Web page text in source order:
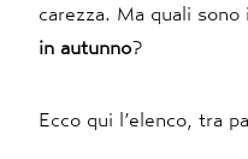
carezza. Ma quali sono i
in autunno?
Ecco qui l’elenco, tra